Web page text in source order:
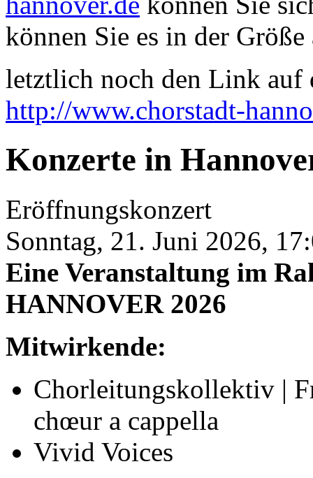
können Sie es in der
letztlich noch den Link auf
http://www.chorstadt-
Konzerte in
Eröffnungskonzert
Sonntag, 21. Juni 2026,
Eine Veranstaltung im
HANNOVER 2026
Mitwirkende:
Chorleitungskollektiv |
chœur a cappella
Vivid Voices